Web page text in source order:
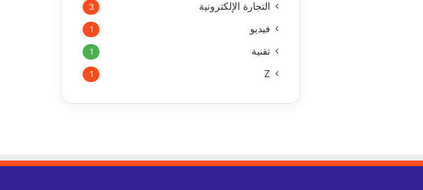
التجارة الإلكترونية 3
فيديو 1
تقنية 1
Z
1